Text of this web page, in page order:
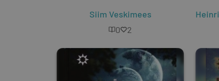
Siim Veskimees
0
2